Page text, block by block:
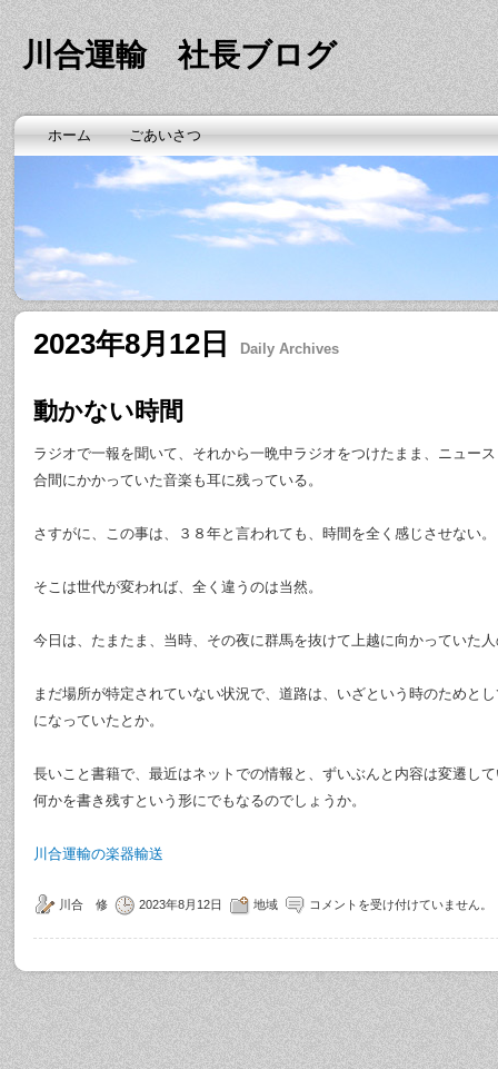
川合運輸 社長ブログ
ホーム ごあいさつ
2023年8月12日 Daily Archives
動かない時間
ラジオで一報を聞いて、それから一晩中ラジオをつけたまま、ニュー
合間にかかっていた音楽も耳に残っている。
さすがに、この事は、３８年と言われても、時間を全く感じさせない。
そこは世代が変われば、全く違うのは当然。
今日は、たまたま、当時、その夜に群馬を抜けて上越に向かっていた
まだ場所が特定されていない状況で、道路は、いざという時のためと
になっていたとか。
長いこと書籍で、最近はネットでの情報と、ずいぶんと内容は変遷し
何かを書き残すという形にでもなるのでしょうか。
川合運輸の楽器輸送
川合 修 2023年8月12日 地域 コメントを受け付けていません。